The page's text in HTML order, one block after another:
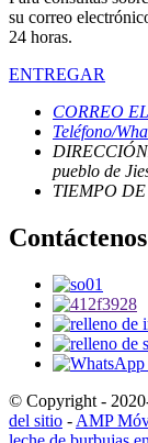
su correo
24 horas.
ENTREGAR
CORREO
Teléfono/
DIRECCIÓN
pueblo de
TIEMPO
Contáctenos
© Copyright -
del sitio - AMP